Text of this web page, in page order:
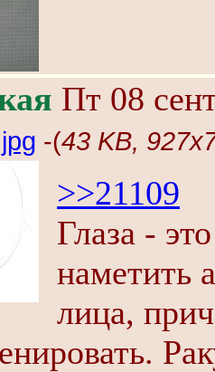
Пт 08
-(43 KB,
>>21109
Глаза -
наметить
лица,